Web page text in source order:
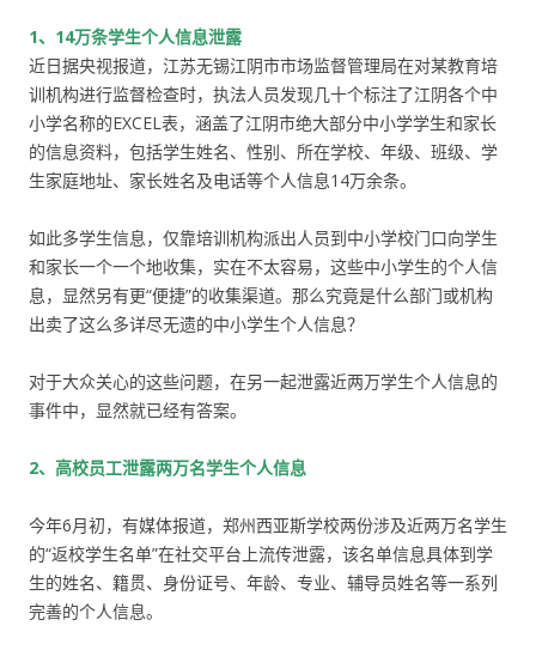
1、14万条学生个人信息泄露
近日据央视报道，江苏无锡江阴市市场监督管理局在对某教育培
训机构进行监督检查时，执法人员发现几十个标注了江阴各个中
小学名称的EXCEL表，涵盖了江阴市绝大部分中小学学生和家长
的信息资料，包括学生姓名、性别、所在学校、年级、班级、学
生家庭地址、家长姓名及电话等个人信息14万余条。
如此多学生信息，仅靠培训机构派出人员到中小学校门口向学生
和家长一个一个地收集，实在不太容易，这些中小学生的个人信
息，显然另有更“便捷”的收集渠道。那么究竟是什么部门或机构
出卖了这么多详尽无遗的中小学生个人信息？
对于大众关心的这些问题，在另一起泄露近两万学生个人信息的
事件中，显然就已经有答案。
2、高校员工泄露两万名学生个人信息
今年6月初，有媒体报道，郑州西亚斯学校两份涉及近两万名学生
的“返校学生名单”在社交平台上流传泄露，该名单信息具体到学
生的姓名、籍贯、身份证号、年龄、专业、辅导员姓名等一系列
完善的个人信息。